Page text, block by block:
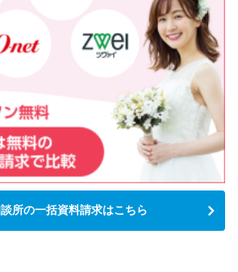
所の一括資料請求はこちら